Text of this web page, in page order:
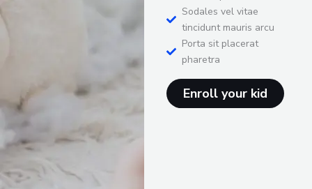
Sodales vel vitae
tincidunt mauris arcu
Porta sit placerat
pharetra
Enroll your kid